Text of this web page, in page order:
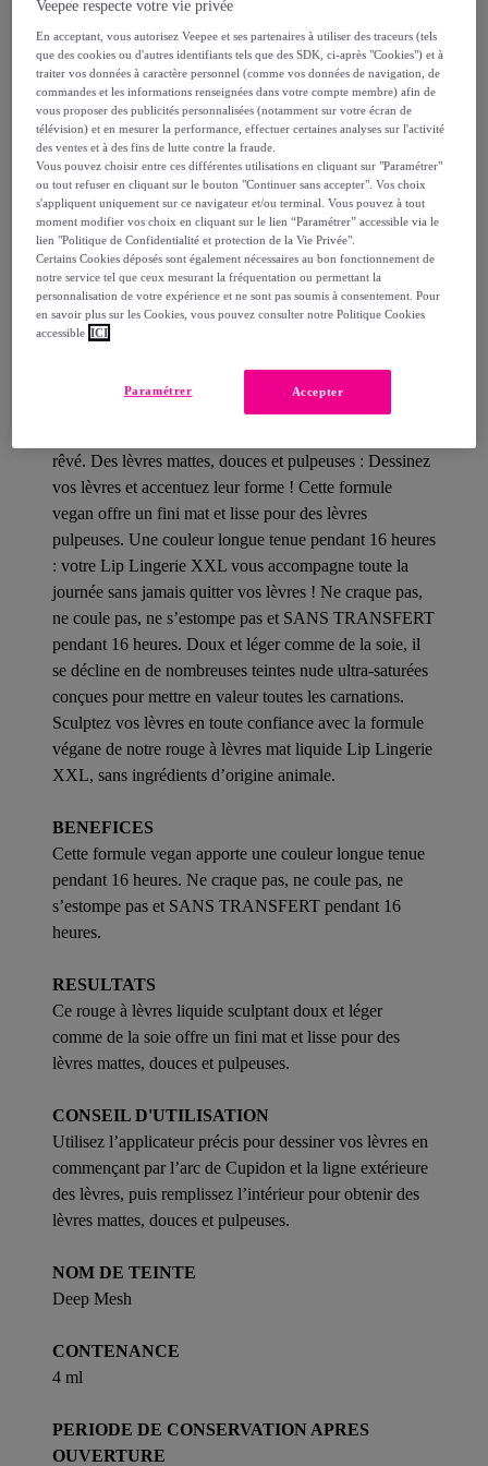
Livraison estimée: entre le13/08et le16/08
Comment ça marche ?
Détails sur votre produit
Description
Découvrez le premier rouge à lèvres liquide sculptant :
un rouge à lèvres Lip Lingerie XXL très longue tenue !
rêvé. Des lèvres mattes, douces et pulpeuses : Dessinez
vos lèvres et accentuez leur forme ! Cette formule
vegan offre un fini mat et lisse pour des lèvres
pulpeuses. Une couleur longue tenue pendant 16 heures
: votre Lip Lingerie XXL vous accompagne toute la
journée sans jamais quitter vos lèvres ! Ne craque pas,
ne coule pas, ne s’estompe pas et SANS TRANSFERT
pendant 16 heures. Doux et léger comme de la soie, il
se décline en de nombreuses teintes nude ultra-saturées
conçues pour mettre en valeur toutes les carnations.
Sculptez vos lèvres en toute confiance avec la formule
végane de notre rouge à lèvres mat liquide Lip Lingerie
XXL, sans ingrédients d’origine animale.
BENEFICES
Cette formule vegan apporte une couleur longue tenue
pendant 16 heures. Ne craque pas, ne coule pas, ne
s’estompe pas et SANS TRANSFERT pendant 16
heures.
RESULTATS
Ce rouge à lèvres liquide sculptant doux et léger
comme de la soie offre un fini mat et lisse pour des
lèvres mattes, douces et pulpeuses.
CONSEIL D'UTILISATION
Utilisez l’applicateur précis pour dessiner vos lèvres en
commençant par l’arc de Cupidon et la ligne extérieure
des lèvres, puis remplissez l’intérieur pour obtenir des
lèvres mattes, douces et pulpeuses.
NOM DE TEINTE
Deep Mesh
CONTENANCE
4 ml
PERIODE DE CONSERVATION APRES
OUVERTURE
Veepee respecte votre vie privée
En acceptant, vous autorisez Veepee et ses partenaires à utiliser des traceurs (tels
que des cookies ou d'autres identifiants tels que des SDK, ci-après "Cookies") et à
traiter vos données à caractère personnel (comme vos données de navigation, de
commandes et les informations renseignées dans votre compte membre) afin de
vous proposer des publicités personnalisées (notamment sur votre écran de
télévision) et en mesurer la performance, effectuer certaines analyses sur l'activité
des ventes et à des fins de lutte contre la fraude.
Vous pouvez choisir entre ces différentes utilisations en cliquant sur "Paramétrer"
ou tout refuser en cliquant sur le bouton "Continuer sans accepter". Vos choix
s'appliquent uniquement sur ce navigateur et/ou terminal. Vous pouvez à tout
moment modifier vos choix en cliquant sur le lien “Paramétrer” accessible via le
lien "Politique de Confidentialité et protection de la Vie Privée".
Certains Cookies déposés sont également nécessaires au bon fonctionnement de
notre service tel que ceux mesurant la fréquentation ou permettant la
personnalisation de votre expérience et ne sont pas soumis à consentement. Pour
en savoir plus sur les Cookies, vous pouvez consulter notre Politique Cookies
accessible ICI
Accepter
Paramétrer